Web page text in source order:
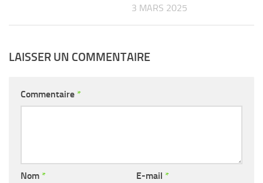
3 MARS 2025
LAISSER UN COMMENTAIRE
Commentaire *
Nom * E-mail *